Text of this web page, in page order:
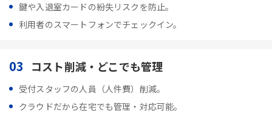
鍵や入退室カードの紛失リスクを防止。
利用者のスマートフォンでチェックイン。
03 コスト削減・どこでも管理
受付スタッフの人員（人件費）削減。
クラウドだから在宅でも管理・対応可能。